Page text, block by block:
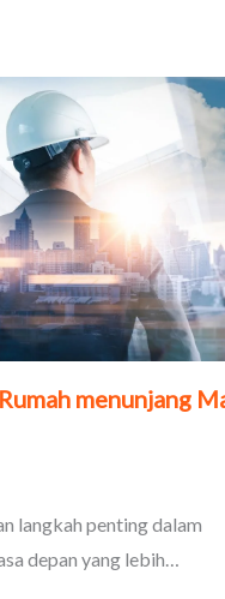
menunjang
langkah penting dalam
depan yang lebih…